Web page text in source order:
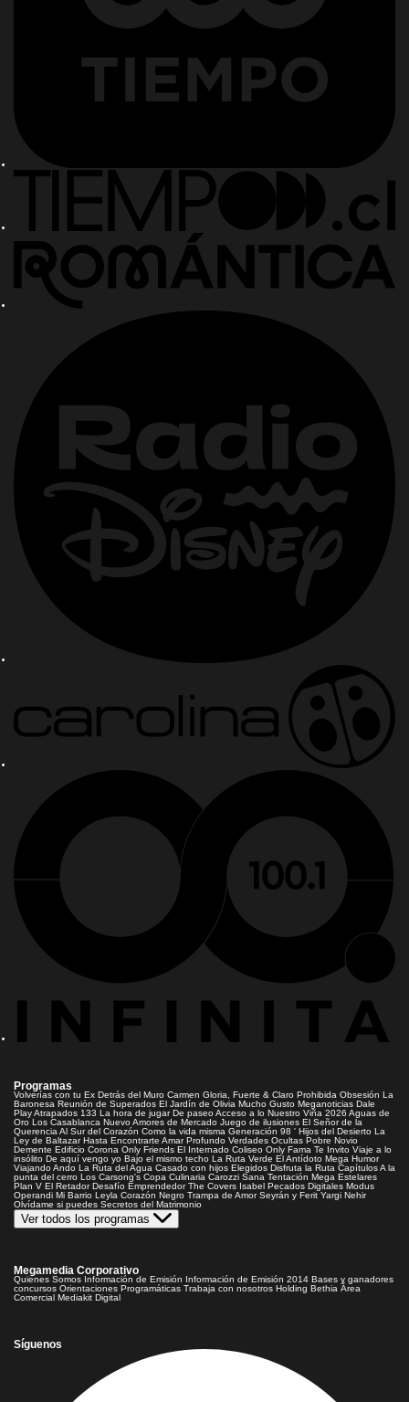
Programas
Volverías con tu Ex Detrás del Muro Carmen Gloria, Fuerte & Claro Prohibida Obsesión La
Baronesa Reunión de Superados El Jardín de Olivia Mucho Gusto Meganoticias Dale
PlayAtrapados 133 La hora de jugar De paseoAcceso a lo Nuestro Viña 2026 Aguas de
Oro Los Casablanca Nuevo Amores de Mercado Juego de ilusiones El Señor de la
Querencia Al Sur del Corazón Como la vida misma Generación 98 ' Hijos del Desierto La
Ley de Baltazar Hasta Encontrarte Amar Profundo Verdades Ocultas Pobre Novio
Demente Edificio Corona Only Friends El Internado Coliseo Only Fama Te Invito Viaje a lo
insólito De aquí vengo yo Bajo el mismo techo La Ruta Verde El Antídoto Mega Humor
Viajando Ando La Ruta del Agua Casado con hijos Elegidos Disfruta la Ruta CapítulosA la
punta del cerro Los Carsong's Copa Culinaria Carozzi Sana Tentación Mega Estelares
Plan V El Retador Desafío Emprendedor The Covers Isabel Pecados Digitales Modus
Operandi Mi Barrio Leyla Corazón Negro Trampa de Amor Seyrán y Ferit Yargi Nehir
Olvídame si puedes Secretos del Matrimonio
Ver todos los programas
Megamedia Corporativo
Quienes Somos Información de Emisión Información de Emisión 2014 Bases y ganadores
concursos Orientaciones Programáticas Trabaja con nosotros Holding Bethia Área
Comercial Mediakit Digital
Síguenos